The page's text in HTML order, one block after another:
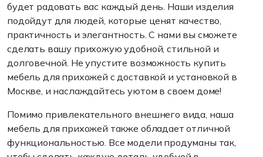
будет радовать вас каждый день. Наши изделия
подойдут для людей, которые ценят качество,
практичность и элегантность. С нами вы сможете
сделать вашу прихожую удобной, стильной и
долговечной. Не упустите возможность купить
мебель для прихожей с доставкой и установкой в
Москве, и наслаждайтесь уютом в своем доме!
Помимо привлекательного внешнего вида, наша
мебель для прихожей также обладает отличной
функциональностью. Все модели продуманы так,